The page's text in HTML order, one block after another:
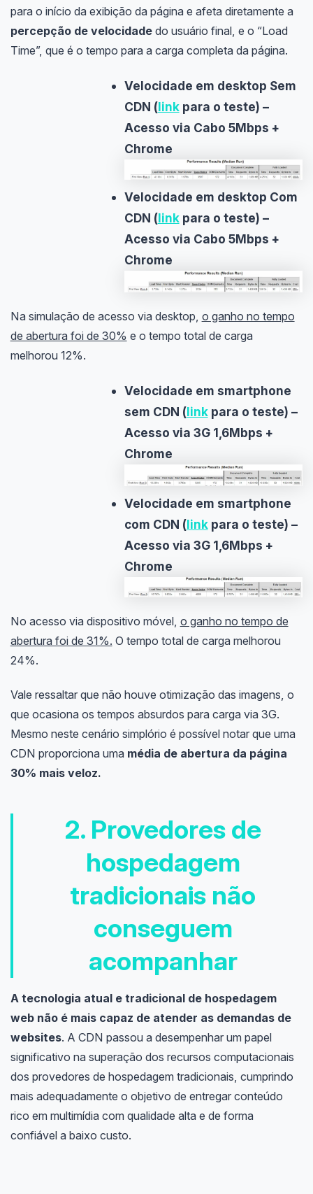
para o início da exibição da página e afeta diretamente a
percepção de velocidadedo usuário final, e o “Load
Time”, que é o tempo para a carga completa da página.
Velocidade em desktop Sem
CDN (linkpara o teste) –
Acesso via Cabo 5Mbps +
Chrome
Velocidade em desktop Com
CDN (linkpara o teste) –
Acesso via Cabo 5Mbps +
Chrome
Na simulação de acesso via desktop, o ganho no tempo
de abertura foi de 30% e o tempo total de carga
melhorou 12%.
Velocidade em smartphone
sem CDN (linkpara o teste) –
Acesso via 3G 1,6Mbps +
Chrome
Velocidade em smartphone
com CDN (linkpara o teste) –
Acesso via 3G 1,6Mbps +
Chrome
No acesso via dispositivo móvel, o ganho no tempo de
abertura foi de 31%. O tempo total de carga melhorou
24%.
Vale ressaltar que não houve otimização das imagens, o
que ocasiona os tempos absurdos para carga via 3G.
Mesmo neste cenário simplório é possível notar que uma
CDN proporciona uma média de abertura da página
30% mais veloz.
2. Provedores de
hospedagem
tradicionais não
conseguem
acompanhar
A tecnologia atual e tradicional de hospedagem
web não é mais capaz de atender as demandas de
websites. A CDN passou a desempenhar um papel
significativo na superação dos recursos computacionais
dos provedores de hospedagem tradicionais, cumprindo
mais adequadamente o objetivo de entregar conteúdo
rico em multimídia com qualidade alta e de forma
confiável a baixo custo.